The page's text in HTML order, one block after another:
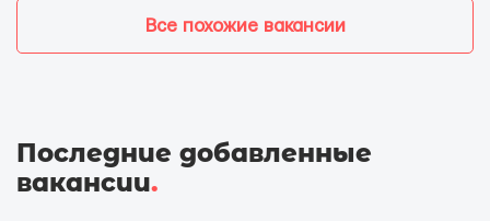
Все похожие вакансии
Последние добавленные
вакансии.